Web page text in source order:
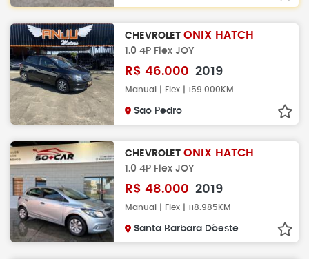
CHEVROLET ONIX HATCH
1.0 4P Flex JOY
R$ 46.000 2019
Manual | Flex | 159.000KM
Sao Pedro
CHEVROLET ONIX HATCH
1.0 4P Flex JOY
R$ 48.000 2019
Manual | Flex | 118.985KM
Santa Barbara D´oeste